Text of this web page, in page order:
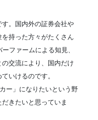
。国内外の証券会社や
持った方々がたくさん
ファームによる知見、
交流により、国内だけ
いけるのです。
ー」になりたいという野
きたいと思っていま